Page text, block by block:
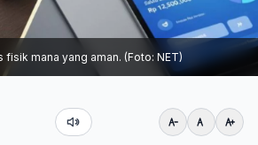
mana yang aman. (Foto: NET)